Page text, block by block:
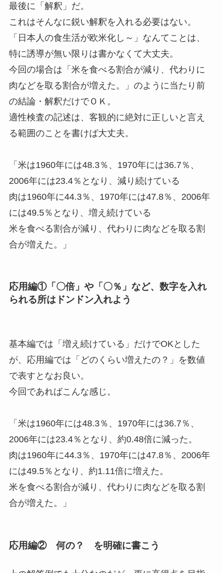
最後に「解釈」だ。
これはそんなに鋭い解釈を入れる必要はない。
「日本人の食生活が欧米化し～」なんてことは、
特に誘導が無い限りは書かなくて大丈夫。
今回の場合は「米を食べる割合が減り、代わりに
肉などを取る割合が増えた。」のように当たり前
の結論・解釈だけでＯＫ。
適性検査の記述は、客観的に絶対に正しいと言え
る範囲のことを書けば大丈夫。
「米は1960年には48.3％、1970年には36.7％、
2006年には23.4％となり、減り続けている
肉は1960年に44.3％、1970年には47.8％、2006年
には49.5％となり、増え続けている
米を食べる割合が減り、代わりに肉などを取る割
合が増えた。」
応用編①「〇倍」や「〇％」など、数字を入れ
られる所はドンドン入れよう
基本編では「増え続けている」だけでOKとした
が、応用編では「どのくらい増えたの？」を数値
で表すとなお良い。
今回であればこんな感じ。
「米は1960年には48.3％、1970年には36.7％、
2006年には23.4％となり、約0.48倍に減った。
肉は1960年に44.3％、1970年には47.8％、2006年
には49.5％となり、約1.11倍に増えた。
米を食べる割合が減り、代わりに肉などを取る割
合が増えた。」
応用編② 何の？ を明確に書こう